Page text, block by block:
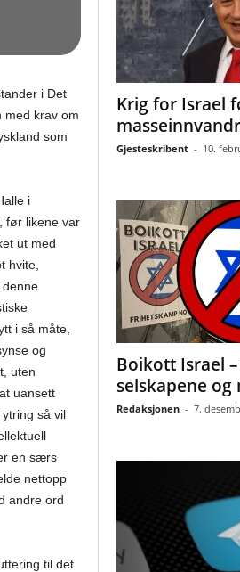
i Det
med krav om
som
i
før likene var
ut med
hvite,
i så måte,
og
uten
uansett
så vil
en særs
nettopp
andre ord
til det
Krig for Israel
Gjesteskribent - 10.
Boikott Israel
selskapene
Redaksjonen - 7.